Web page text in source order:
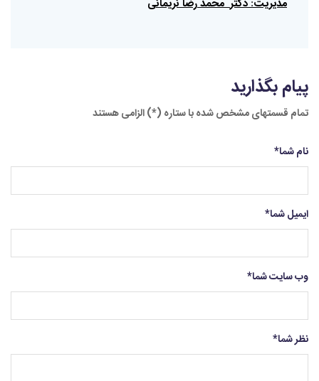
مدیریت: دکتر محمدرضانریمانی
پیام بگذارید
تمام قسمتهای مشخص شده با ستاره (*) الزامی هستند
نام شما*
ایمیل شما*
وب سایت شما*
نظر شما*